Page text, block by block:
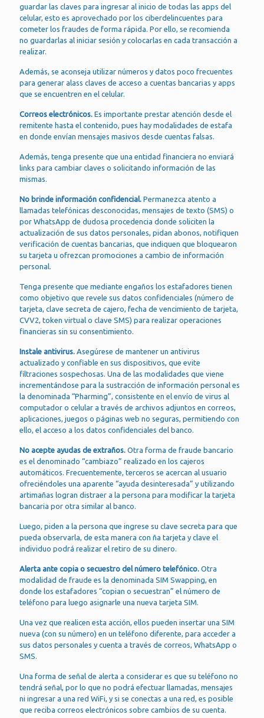
guardar las claves para ingresar al inicio de todas las apps del
celular, esto es aprovechado por los ciberdelincuentes para
cometer los fraudes de forma rápida. Por ello, se recomienda
no guardarlas al iniciar sesión y colocarlas en cada transacción a
realizar.
Además, se aconseja utilizar números y datos poco frecuentes
para generar alass claves de acceso a cuentas bancarias y apps
que se encuentren en el celular.
Correos electrónicos. Es importante prestar atención desde el
remitente hasta el contenido, pues hay modalidades de estafa
en donde envían mensajes masivos desde cuentas falsas.
Además, tenga presente que una entidad financiera no enviará
links para cambiar claves o solicitando información de las
mismas.
No brinde información confidencial. Permanezca atento a
llamadas telefónicas desconocidas, mensajes de texto (SMS) o
por WhatsApp de dudosa procedencia donde soliciten la
actualización de sus datos personales, pidan abonos, notifiquen
verificación de cuentas bancarias, que indiquen que bloquearon
su tarjeta u ofrezcan promociones a cambio de información
personal.
Tenga presente que mediante engaños los estafadores tienen
como objetivo que revele sus datos confidenciales (número de
tarjeta, clave secreta de cajero, fecha de vencimiento de tarjeta,
CVV2, token virtual o clave SMS) para realizar operaciones
financieras sin su consentimiento.
Instale antivirus. Asegúrese de mantener un antivirus
actualizado y confiable en sus dispositivos, que evite
filtraciones sospechosas. Una de las modalidades que viene
incrementándose para la sustracción de información personal es
la denominada “Pharming”, consistente en el envío de virus al
computador o celular a través de archivos adjuntos en correos,
aplicaciones, juegos o páginas web no seguras, permitiendo con
ello, el acceso a los datos confidenciales del banco.
No acepte ayudas de extraños. Otra forma de fraude bancario
es el denominado “cambiazo” realizado en los cajeros
automáticos. Frecuentemente, terceros se acercan al usuario
ofreciéndoles una aparente “ayuda desinteresada” y utilizando
artimañas logran distraer a la persona para modificar la tarjeta
bancaria por otra similar al banco.
Luego, piden a la persona que ingrese su clave secreta para que
pueda observarla, de esta manera con ña tarjeta y clave el
individuo podrá realizar el retiro de su dinero.
Alerta ante copia o secuestro del número telefónico. Otra
modalidad de fraude es la denominada SIM Swapping, en
donde los estafadores “copian o secuestran” el número de
teléfono para luego asignarle una nueva tarjeta SIM.
Una vez que realicen esta acción, ellos pueden insertar una SIM
nueva (con su número) en un teléfono diferente, para acceder a
sus datos personales y cuenta a través de correos, WhatsApp o
SMS.
Una forma de señal de alerta a considerar es que su teléfono no
tendrá señal, por lo que no podrá efectuar llamadas, mensajes
ni ingresar a una red WiFi, y si se conectas a una red, es posible
que reciba correos electrónicos sobre cambios de su cuenta.